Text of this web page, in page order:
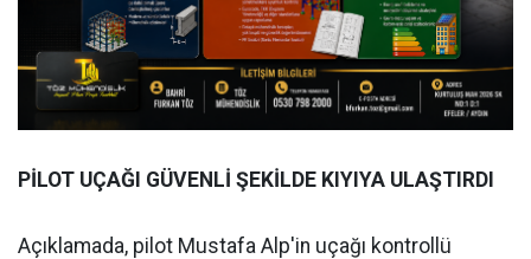
PİLOT UÇAĞI GÜVENLİ ŞEKİLDE KIYIYA ULAŞTIRDI
Açıklamada, pilot Mustafa Alp'in uçağı kontrollü